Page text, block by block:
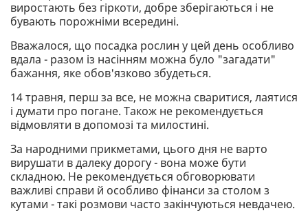
виростають без гіркоти, добре зберігаються і не
бувають порожніми всередині.
Вважалося, що посадка рослин у цей день особливо
вдала - разом із насінням можна було "загадати"
бажання, яке обов'язково збудеться.
14 травня, перш за все, не можна сваритися, лаятися
і думати про погане. Також не рекомендується
відмовляти в допомозі та милостині.
За народними прикметами, цього дня не варто
вирушати в далеку дорогу - вона може бути
складною. Не рекомендується обговорювати
важливі справи й особливо фінанси за столом з
кутами - такі розмови часто закінчуються невдачею.